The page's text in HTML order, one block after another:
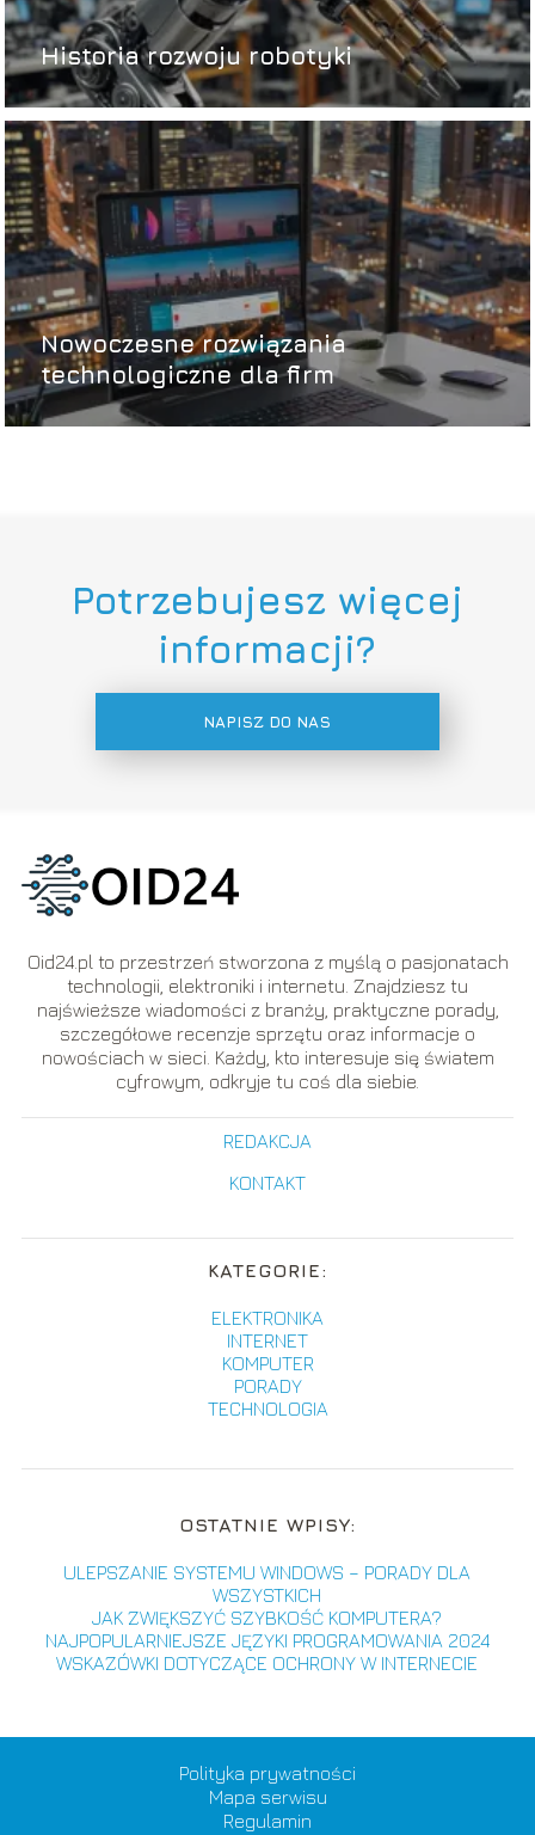
Historia rozwoju robotyki
Nowoczesne rozwiązania
technologiczne dla firm
Potrzebujesz więcej
informacji?
NAPISZ DO NAS
Oid24.pl to przestrzeń stworzona z myślą o pasjonatach
technologii, elektroniki i internetu. Znajdziesz tu
najświeższe wiadomości z branży, praktyczne porady,
szczegółowe recenzje sprzętu oraz informacje o
nowościach w sieci. Każdy, kto interesuje się światem
cyfrowym, odkryje tu coś dla siebie.
REDAKCJA
KONTAKT
KATEGORIE:
ELEKTRONIKA
INTERNET
KOMPUTER
PORADY
TECHNOLOGIA
OSTATNIE WPISY:
ULEPSZANIE SYSTEMU WINDOWS – PORADY DLA
WSZYSTKICH
JAK ZWIĘKSZYĆ SZYBKOŚĆ KOMPUTERA?
NAJPOPULARNIEJSZE JĘZYKI PROGRAMOWANIA 2024
WSKAZÓWKI DOTYCZĄCE OCHRONY W INTERNECIE
Polityka prywatności
Mapa serwisu
Regulamin